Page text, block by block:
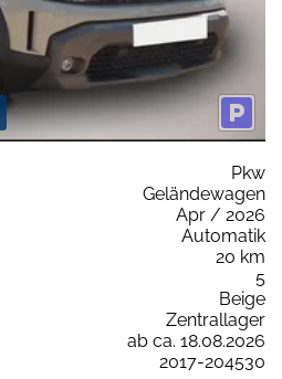
Pkw
Geländewagen
Apr / 2026
Automatik
20 km
5
Beige
Zentrallager
ab ca. 18.08.2026
2017-204530